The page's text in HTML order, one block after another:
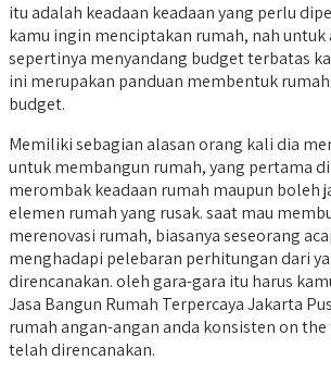
itu adalah keadaan keadaan yang perlu
kamu ingin menciptakan rumah, nah untuk
sepertinya menyandang budget terbatas
ini merupakan panduan membentuk
budget.
Memiliki sebagian alasan orang kali dia
untuk membangun rumah, yang pertama
merombak keadaan rumah maupun boleh
elemen rumah yang rusak. saat mau
merenovasi rumah, biasanya seseorang
menghadapi pelebaran perhitungan dari
direncanakan. oleh gara-gara itu harus
Jasa Bangun Rumah Terpercaya Jakarta
rumah angan-angan anda konsisten on
telah direncanakan.